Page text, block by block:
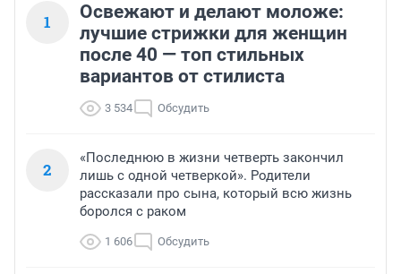
1
Освежают и делают моложе:
лучшие стрижки для женщин
после 40 — топ стильных
вариантов от стилиста
3 534 Обсудить
2
«Последнюю в жизни четверть закончил
лишь с одной четверкой». Родители
рассказали про сына, который всю жизнь
боролся с раком
1 606 Обсудить